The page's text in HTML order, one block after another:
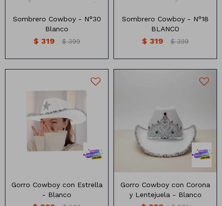
Sombrero Cowboy - N°30
Blanco
$ 319 $ 399
Sombrero Cowboy - N°18
BLANCO
$ 319 $ 399
Gorro Cowboy con Estrella
- Blanco
Gorro Cowboy con Corona
y Lentejuela - Blanco
Marcadores
Pizarrones